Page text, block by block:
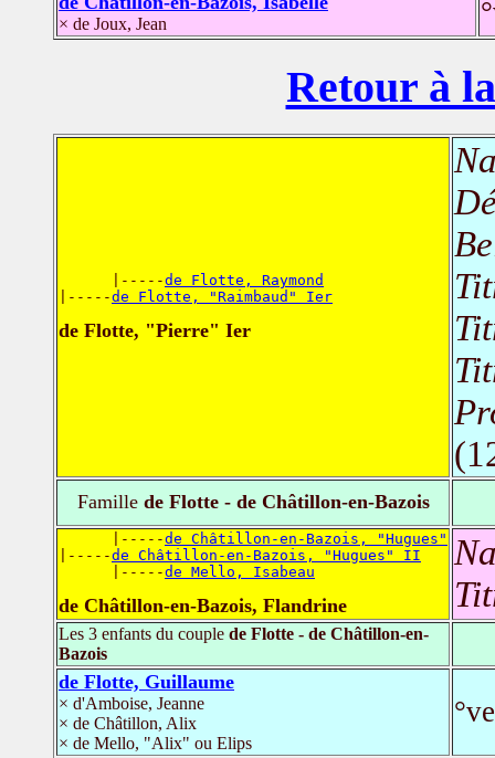
× de Joux, Jean
Retour à
      |-----
de Flotte, Raymond
|-----de Flotte, "Raimbaud" Ier
de Flotte, "Pierre" Ier
Famillede Flotte - de Châtillon-en-Bazois
      |-----
de Châtillon-en-Bazois, "Hugues"
|-----de Châtillon-en-Bazois, "Hugues" II
      |-----
de Mello, Isabeau
de Châtillon-en-Bazois, Flandrine
Les 3 enfants du couple de Flotte - de Châtillon-en-
Bazois
de Flotte, Guillaume
× d'Amboise, Jeanne
× de Châtillon, Alix
× de Mello, "Alix" ou Elips